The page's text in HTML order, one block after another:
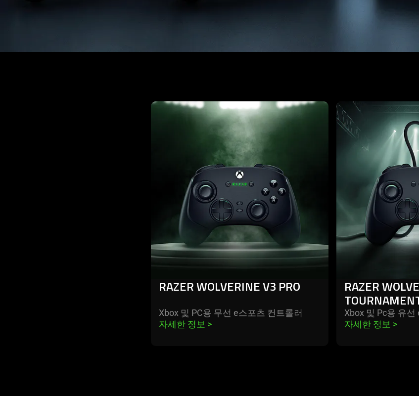
RAZER WOLVERINE V3 PRO
Xbox 및 PC용 무선 e스포츠 컨트롤러
자세한 정보 >
RAZER
Xbox 및 Pc용 유
자세한 정보 >